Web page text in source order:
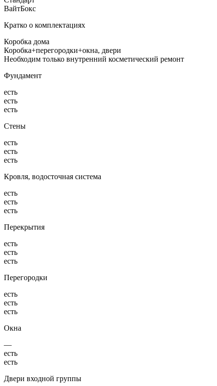
ВайтБокс
Кратко о комплектациях
Коробка дома
Коробка+перегородки+окна, двери
Необходим только внутренний косметический ремонт
Фундамент
есть
есть
есть
Стены
есть
есть
есть
Кровля, водосточная система
есть
есть
есть
Перекрытия
есть
есть
есть
Перегородки
есть
есть
есть
Окна
—
есть
есть
Двери входной группы